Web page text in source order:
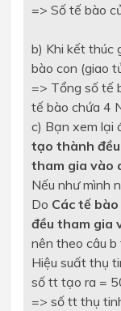
=> Số tế bào
b) Khi kết thúc
bào con (giao
=> Tổng số tế
tế bào chứa 4
c) Bạn xem lại
tạo thành
tham gia vào
Nếu như mình
Do Các tế
đều tham gia
nên theo câu
Hiệu suất thụ
số tt tạo ra =
=> số tt thụ